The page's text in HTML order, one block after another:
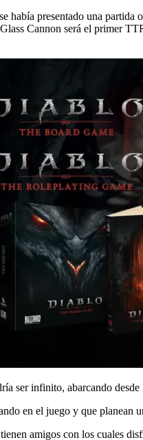
había presentado una
Cannon será el primer
ser infinito, abarcando
en el juego y que planean
amigos con los cuales